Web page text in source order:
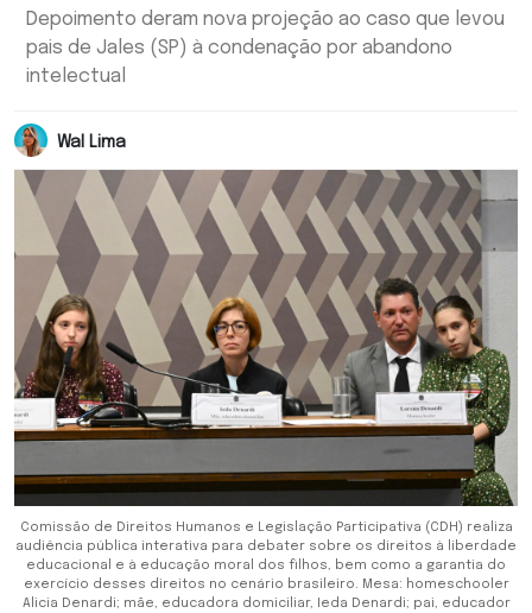
Depoimento deram nova projeção ao caso que levou
pais de Jales (SP) à condenação por abandono
intelectual
Wal Lima
Comissão de Direitos Humanos e Legislação Participativa (CDH) realiza
audiência pública interativa para debater sobre os direitos à liberdade
educacional e à educação moral dos filhos, bem como a garantia do
exercício desses direitos no cenário brasileiro. Mesa: homeschooler
Alicia Denardi; mãe, educadora domiciliar, Ieda Denardi; pai, educador